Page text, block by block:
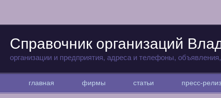
Справочник организаций
организации и предприятия, адреса и телефоны,
главная фирмы статьи пресс-